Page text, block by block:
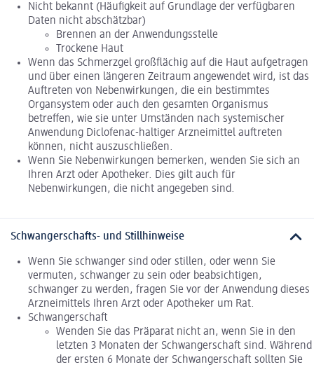
Nicht bekannt (Häufigkeit auf Grundlage der verfügbaren
Daten nicht abschätzbar)
Brennen an der Anwendungsstelle
Trockene Haut
Wenn das Schmerzgel großflächig auf die Haut aufgetragen
und über einen längeren Zeitraum angewendet wird, ist das
Auftreten von Nebenwirkungen, die ein bestimmtes
Organsystem oder auch den gesamten Organismus
betreffen, wie sie unter Umständen nach systemischer
Anwendung Diclofenac-haltiger Arzneimittel auftreten
können, nicht auszuschließen.
Wenn Sie Nebenwirkungen bemerken, wenden Sie sich an
Ihren Arzt oder Apotheker. Dies gilt auch für
Nebenwirkungen, die nicht angegeben sind.
Schwangerschafts- und Stillhinweise
Wenn Sie schwanger sind oder stillen, oder wenn Sie
vermuten, schwanger zu sein oder beabsichtigen,
schwanger zu werden, fragen Sie vor der Anwendung dieses
Arzneimittels Ihren Arzt oder Apotheker um Rat.
Schwangerschaft
Wenden Sie das Präparat nicht an, wenn Sie in den
letzten 3 Monaten der Schwangerschaft sind. Während
der ersten 6 Monate der Schwangerschaft sollten Sie